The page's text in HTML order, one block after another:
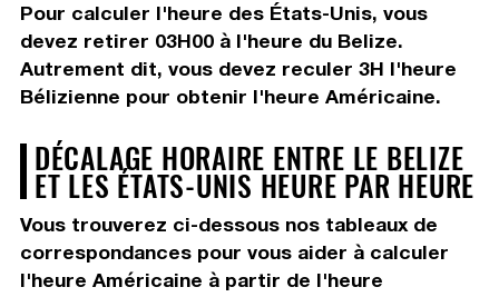
Pour calculer l'heure des États-Unis, vous
devez retirer 03H00à l'heure du Belize.
Autrement dit, vous devez reculer 3H l'heure
Bélizienne pour obtenir l'heure Américaine.
DÉCALAGE HORAIRE ENTRE LE BELIZE
ET LES ÉTATS-UNIS HEURE PAR HEURE
Vous trouverez ci-dessous nos tableaux de
correspondances pour vous aider à calculer
l'heure Américaine à partir de l'heure